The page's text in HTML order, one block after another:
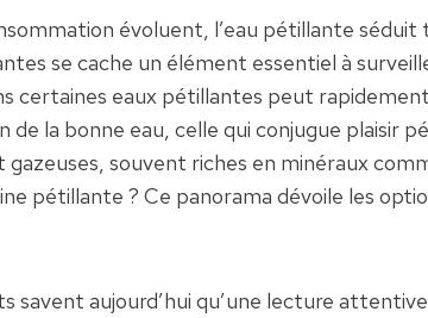
évoluent, l’eau pétillante
se cache un élément essentiel à
certaines eaux pétillantes peut
de la bonne eau, celle qui conjugue plaisir
souvent riches en minéraux
pétillante ? Ce panorama dévoile les
savent aujourd’hui qu’une lecture